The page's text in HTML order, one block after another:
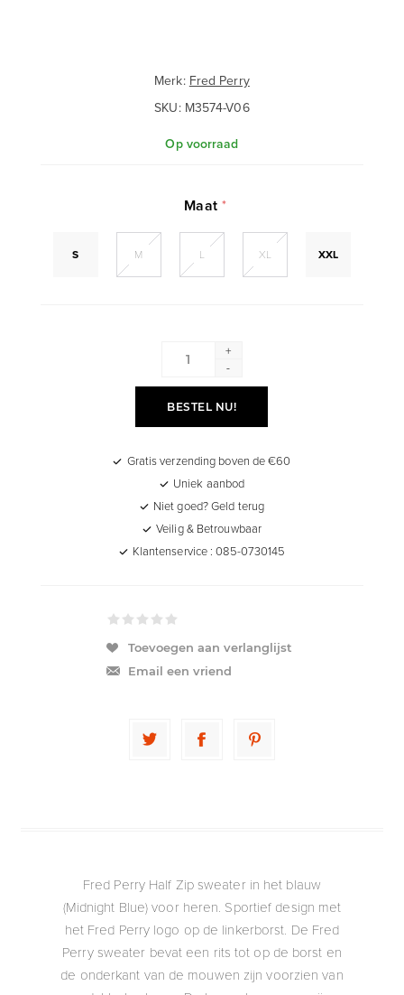
Merk: Fred Perry
SKU: M3574-V06
Op voorraad
Maat*
S M L XL XXL
+
-
BESTEL NU!
Gratis verzending boven de €60
Uniek aanbod
Niet goed? Geld terug
Veilig & Betrouwbaar
Klantenservice : 085-0730145
Toevoegen aan verlanglijst
Email een vriend
Fred Perry Half Zip sweater in het blauw
(Midnight Blue) voor heren. Sportief design met
het Fred Perry logo op de linkerborst. De Fred
Perry sweater bevat een rits tot op de borst en
de onderkant van de mouwen zijn voorzien van